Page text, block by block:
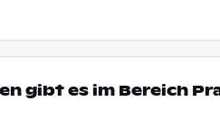
gibt es im Bereich